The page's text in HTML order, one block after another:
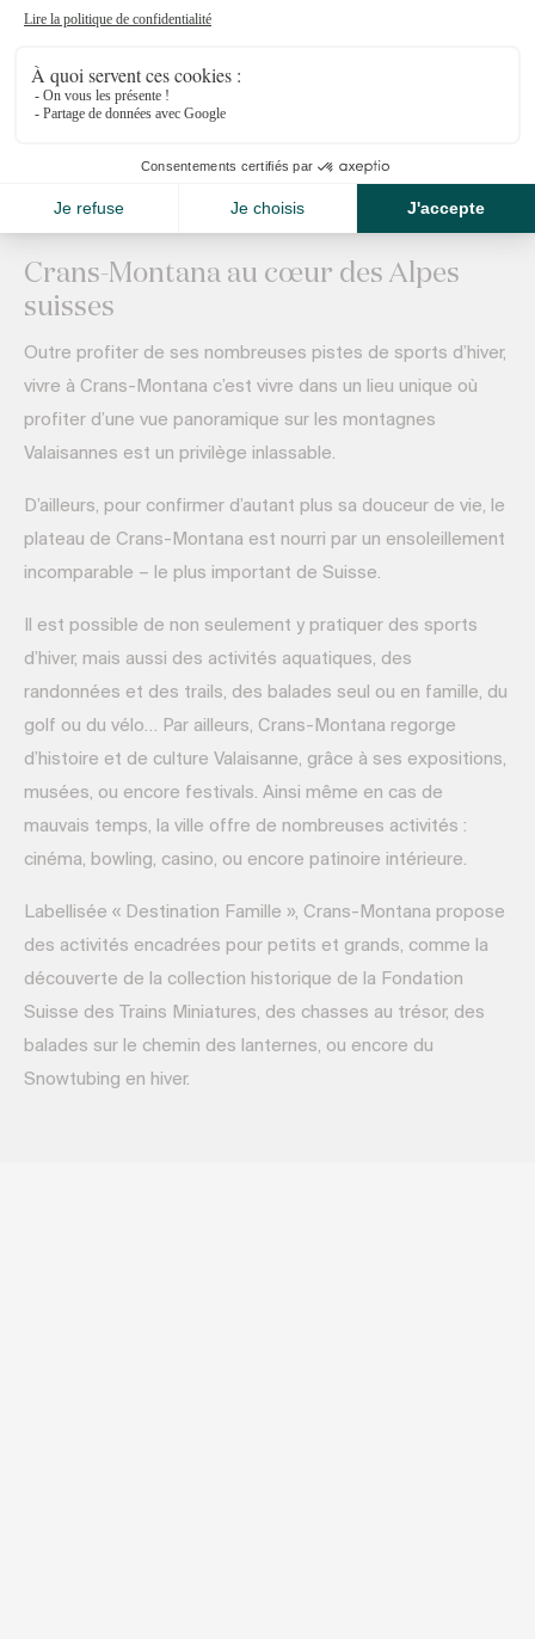
détaillée et une connaissance approfondie du marché
immobilier local, en tenant compte de divers critères
qualitatifs et des particularités de votre bien. Pour une
Crans-Montana au cœur des Alpes
suisses
Outre profiter de ses nombreuses pistes de sports d’hiver,
vivre à Crans-Montana c’est vivre dans un lieu unique où
profiter d’une vue panoramique sur les montagnes
Valaisannes est un privilège inlassable.
D’ailleurs, pour confirmer d’autant plus sa douceur de vie, le
plateau de Crans-Montana est nourri par un ensoleillement
incomparable – le plus important de Suisse.
Il est possible de non seulement y pratiquer des sports
d’hiver, mais aussi des activités aquatiques, des
randonnées et des trails, des balades seul ou en famille, du
golf ou du vélo… Par ailleurs, Crans-Montana regorge
d’histoire et de culture Valaisanne, grâce à ses expositions,
musées, ou encore festivals. Ainsi même en cas de
mauvais temps, la ville offre de nombreuses activités :
cinéma, bowling, casino, ou encore patinoire intérieure.
Labellisée « Destination Famille », Crans-Montana propose
des activités encadrées pour petits et grands, comme la
découverte de la collection historique de la Fondation
Suisse des Trains Miniatures, des chasses au trésor, des
balades sur le chemin des lanternes, ou encore du
Snowtubing en hiver.